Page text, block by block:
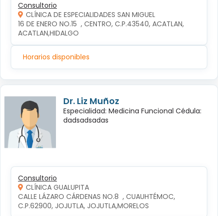
Consultorio
CLÍNICA DE ESPECIALIDADES SAN MIGUEL
16 DE ENERO NO.15  , CENTRO, C.P.43540, ACATLAN,
ACATLAN,HIDALGO
Horarios disponibles
Dr. Liz Muñoz
Especialidad: Medicina Funcional Cédula:
dadsadsadas
Consultorio
CLÍNICA GUALUPITA
CALLE LÁZARO CÁRDENAS NO.8  , CUAUHTÉMOC,
C.P.62900, JOJUTLA, JOJUTLA,MORELOS